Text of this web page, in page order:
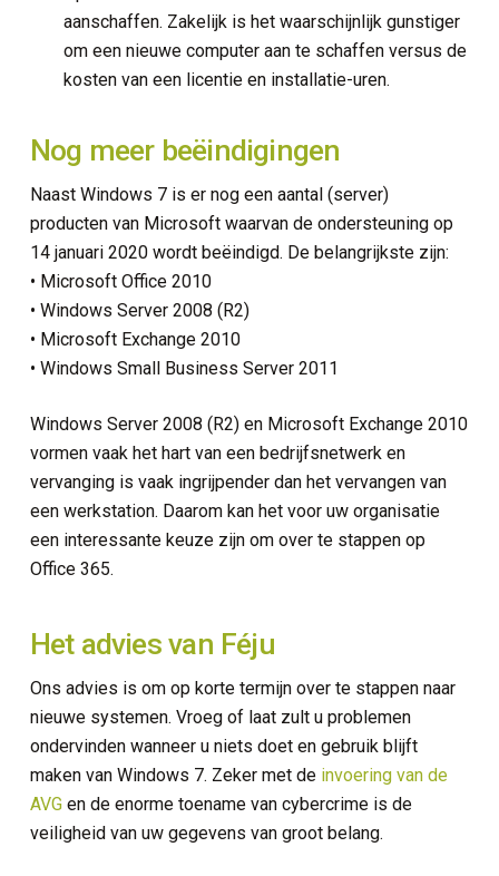
aanschaffen. Zakelijk is het waarschijnlijk gunstiger
om een nieuwe computer aan te schaffen versus de
kosten van een licentie en installatie-uren.
Nog meer beëindigingen
Naast Windows 7 is er nog een aantal (server)
producten van Microsoft waarvan de ondersteuning op
14 januari 2020 wordt beëindigd. De belangrijkste zijn:
• Microsoft Office 2010
• Windows Server 2008 (R2)
• Microsoft Exchange 2010
• Windows Small Business Server 2011
Windows Server 2008 (R2) en Microsoft Exchange 2010
vormen vaak het hart van een bedrijfsnetwerk en
vervanging is vaak ingrijpender dan het vervangen van
een werkstation. Daarom kan het voor uw organisatie
een interessante keuze zijn om over te stappen op
Office 365.
Het advies van Féju
Ons advies is om op korte termijn over te stappen naar
nieuwe systemen. Vroeg of laat zult u problemen
ondervinden wanneer u niets doet en gebruik blijft
maken van Windows 7. Zeker met de invoering van de
AVGen de enorme toename van cybercrime is de
veiligheid van uw gegevens van groot belang.